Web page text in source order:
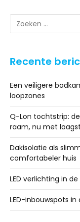
Recente
Een veiligere
loopzones
Q-Lon tochtstrip:
raam, nu met
Dakisolatie als
comfortabeler huis
LED verlichting in
LED-inbouwspots